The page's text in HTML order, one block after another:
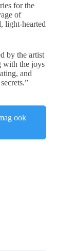
for the
of
light-hearted
by the artist
with the joys
and
ook